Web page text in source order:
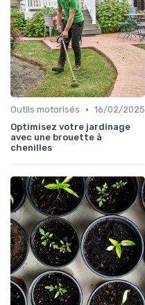
Outils motorisés • 16/02/2025
Optimisez votre jardinage
avec une brouette à
chenilles